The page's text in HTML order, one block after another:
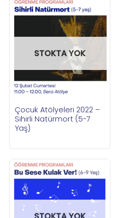
STOKTA YOK
Çocuk Atölyeleri 2022 –
Sihirli Natürmort (5-7
Yaş)